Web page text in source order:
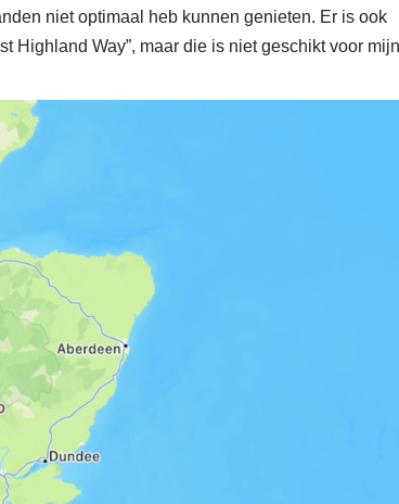
niet optimaal heb kunnen genieten. Er is ook
Highland Way”, maar die is niet geschikt voor mijn